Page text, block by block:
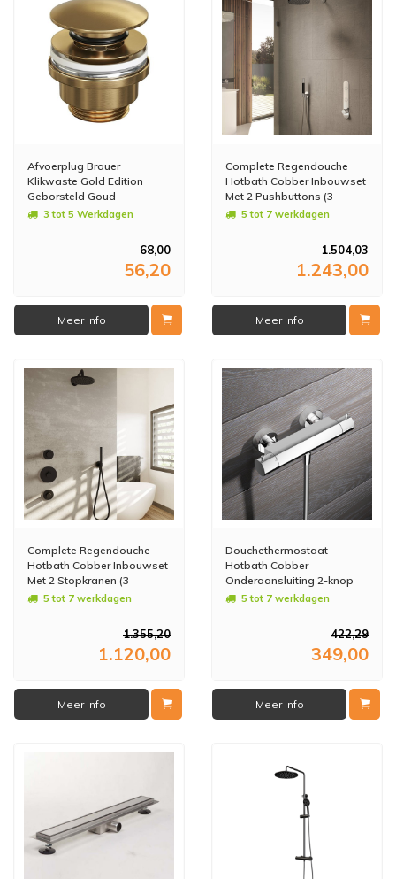
Afvoerplug Brauer
Klikwaste Gold Edition
Geborsteld Goud
3 tot 5 Werkdagen
68,00
56,20
Meer info
Complete Regendouche
Hotbath Cobber Inbouwset
Met 2 Pushbuttons (3
Verschillende Kleuren)
5 tot 7 werkdagen
1.504,03
1.243,00
Meer info
Complete Regendouche
Hotbath Cobber Inbouwset
Met 2 Stopkranen (3
Verschillende Kleuren)
5 tot 7 werkdagen
1.355,20
1.120,00
Meer info
Douchethermostaat
Hotbath Cobber
Onderaansluiting 2-knop
(15 Verschillende Kleuren)
5 tot 7 werkdagen
422,29
349,00
Meer info